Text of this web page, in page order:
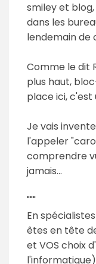
smiley et
dans les
lendemain de
Comme le dit
plus haut,
place ici, c'est
Je vais
l'appeler
comprendre
jamais...
"""
En
êtes en tête
et VOS choix